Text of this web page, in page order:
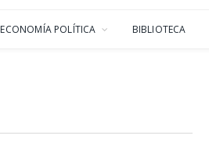
ECONOMÍA POLÍTICA BIBLIOTECA